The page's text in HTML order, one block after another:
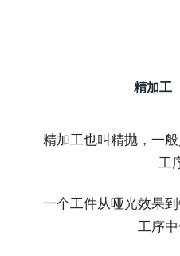
精加工
精加工也叫精抛，一
工
一个工件从哑光效果
工序中